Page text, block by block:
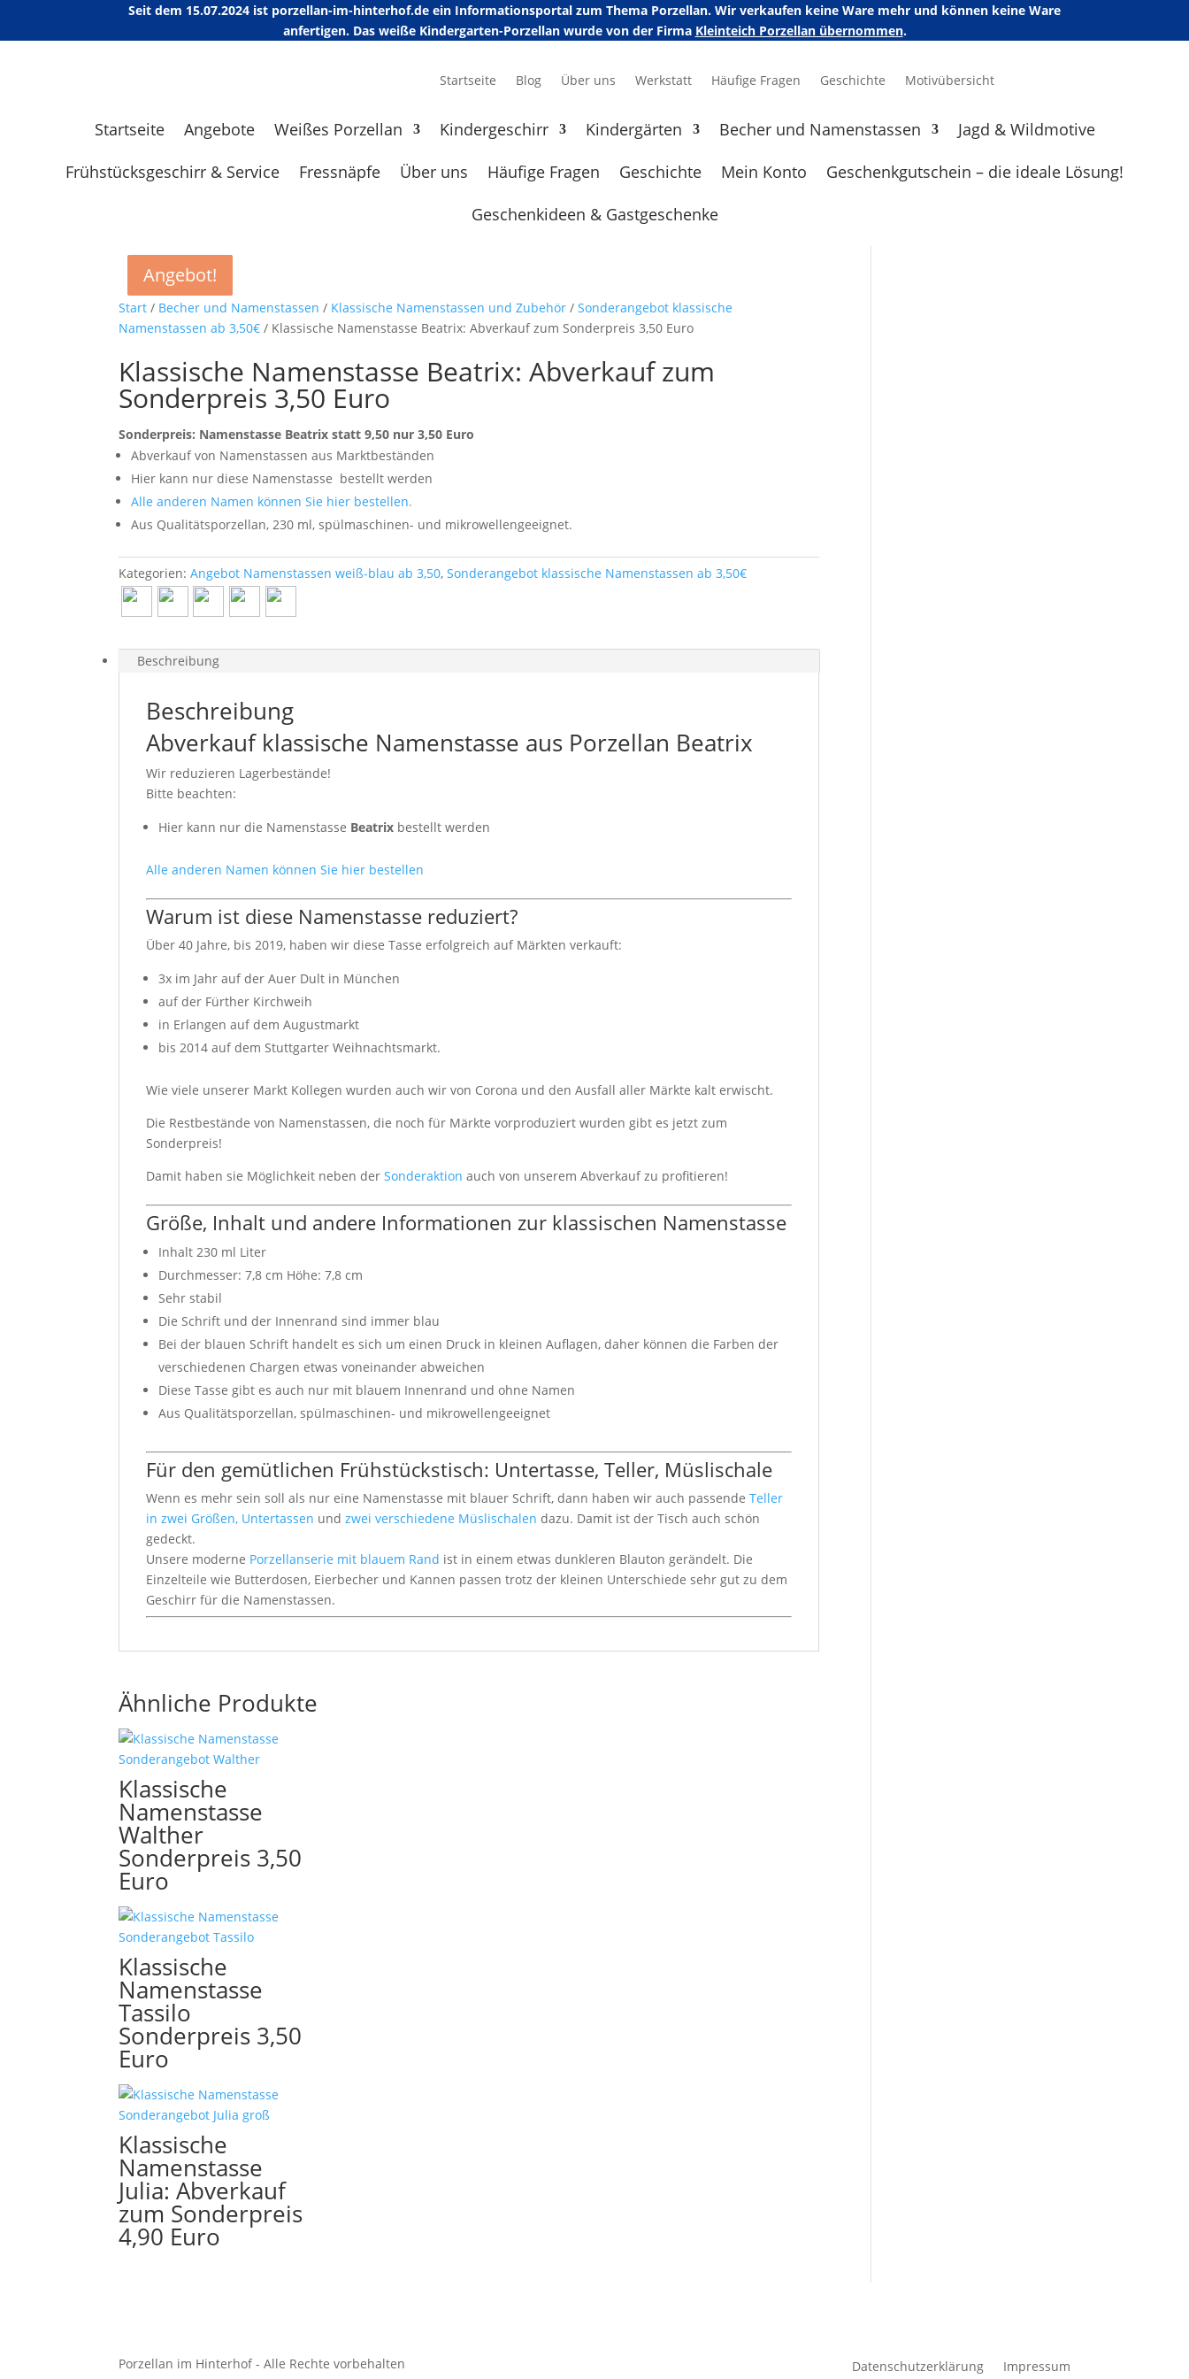
Seit dem 15.07.2024 ist porzellan-im-hinterhof.de ein Informationsportal zum Thema Porzellan. Wir verkaufen keine Ware mehr und können keine Ware
anfertigen. Das weiße Kindergarten-Porzellan wurde von der Firma Kleinteich Porzellan übernommen.
Startseite Blog Über uns Werkstatt Häufige Fragen Geschichte Motivübersicht
Startseite Angebote Weißes Porzellan Kindergeschirr Kindergärten Becher und Namenstassen
Jagd & Wildmotive
Frühstücksgeschirr & Service
Fressnäpfe Über uns Häufige Fragen Geschichte Mein Konto
Geschenkgutschein – die ideale Lösung!
Geschenkideen & Gastgeschenke
Start / Becher und Namenstassen / Klassische Namenstassen und Zubehör /Sonderangebot klassische
Namenstassen ab 3,50€ / Klassische Namenstasse Beatrix: Abverkauf zum Sonderpreis 3,50 Euro
Angebot!
Klassische Namenstasse Beatrix: Abverkauf zum
Sonderpreis 3,50 Euro
Sonderpreis: Namenstasse Beatrix statt 9,50 nur 3,50 Euro
Abverkauf von Namenstassen aus Marktbeständen
Hier kann nur diese Namenstasse bestellt werden
Alle anderen Namen können Sie hier bestellen.
Aus Qualitätsporzellan, 230 ml, spülmaschinen- und mikrowellengeeignet.
Kategorien:Angebot Namenstassen weiß-blau ab 3,50,Sonderangebot klassische Namenstassen ab 3,50€
Beschreibung
Beschreibung
Abverkauf klassische Namenstasse aus Porzellan Beatrix
Wir reduzieren Lagerbestände!
Bitte beachten:
Hier kann nur die Namenstasse Beatrix bestellt werden
Alle anderen Namen können Sie hier bestellen
Warum ist diese Namenstasse reduziert?
Über 40 Jahre, bis 2019, haben wir diese Tasse erfolgreich auf Märkten verkauft:
3x im Jahr auf der Auer Dult in München
auf der Fürther Kirchweih
in Erlangen auf dem Augustmarkt
bis 2014 auf dem Stuttgarter Weihnachtsmarkt.
Wie viele unserer Markt Kollegen wurden auch wir von Corona und den Ausfall aller Märkte kalt erwischt.
Die Restbestände von Namenstassen, die noch für Märkte vorproduziert wurden gibt es jetzt zum
Sonderpreis!
Damit haben sie Möglichkeit neben derSonderaktion auch von unserem Abverkauf zu profitieren!
Größe, Inhalt und andere Informationen zur klassischen Namenstasse
Inhalt 230 ml Liter
Durchmesser: 7,8 cm Höhe: 7,8 cm
Sehr stabil
Die Schrift und der Innenrand sind immer blau
Bei der blauen Schrift handelt es sich um einen Druck in kleinen Auflagen, daher können die Farben der
verschiedenen Chargen etwas voneinander abweichen
Diese Tasse gibt es auch nur mit blauem Innenrand und ohne Namen
Aus Qualitätsporzellan, spülmaschinen- und mikrowellengeeignet
Für den gemütlichen Frühstückstisch: Untertasse, Teller, Müslischale
Wenn es mehr sein soll als nur eine Namenstasse mit blauer Schrift, dann haben wir auch passendeTeller
in zwei Größen, Untertassen undzwei verschiedene Müslischalen dazu. Damit ist der Tisch auch schön
gedeckt.
Unsere moderne Porzellanserie mit blauem Rand ist in einem etwas dunkleren Blauton gerändelt. Die
Einzelteile wie Butterdosen, Eierbecher und Kannen passen trotz der kleinen Unterschiede sehr gut zu dem
Geschirr für die Namenstassen.
Ähnliche Produkte
Angebot!
Klassische
Namenstasse
Walther
Sonderpreis 3,50
Euro
Angebot!
Klassische
Namenstasse
Tassilo
Sonderpreis 3,50
Euro
Angebot!
Klassische
Namenstasse
Julia: Abverkauf
zum Sonderpreis
4,90 Euro
Porzellan im Hinterhof - Alle Rechte vorbehalten
Datenschutzerklärung Impressum